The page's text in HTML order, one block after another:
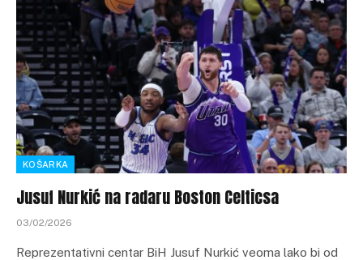
KOŠARKA
Jusuf Nurkić na radaru Boston Celticsa
03/02/2026
Reprezentativni centar BiH Jusuf Nurkić veoma lako bi od